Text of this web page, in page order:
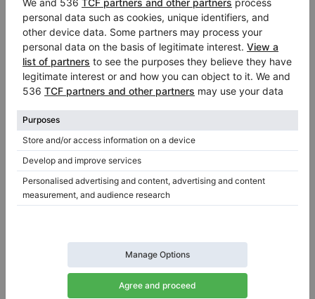
Prezzo di vendita:
Hot Annuncio segnalato
Fazioli F278 pianoforte a coda da concerto – suono
potente, come nuovo
Anno: 2013 Lunghezza:
9′1″
Stato:Germania
Città:Oberthulba